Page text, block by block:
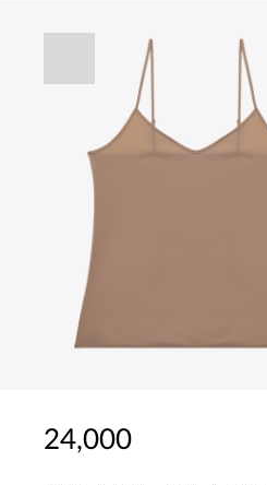
[썸머블프] 2만원
24,000